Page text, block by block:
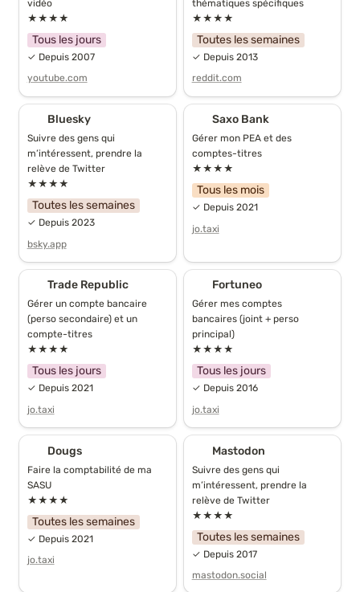
vidéo
★★★★
Tous les jours
✓ Depuis 2007
youtube.com
thématiques spécifiques
★★★★
Toutes les semaines
✓ Depuis 2013
reddit.com
Bluesky
Bluesky
Suivre des gens qui
m’intéressent, prendre la
relève de Twitter
★★★★
Toutes les semaines
✓ Depuis 2023
bsky.app
Saxo Bank
Saxo Bank
Gérer mon PEA et des
comptes-titres
★★★★
Tous les mois
✓ Depuis 2021
jo.taxi
Trade Republic
Trade Republic
Gérer un compte bancaire
(perso secondaire) et un
compte-titres
★★★★
Tous les jours
✓ Depuis 2021
jo.taxi
Fortuneo
Fortuneo
Gérer mes comptes
bancaires (joint + perso
principal)
★★★★
Tous les jours
✓ Depuis 2016
jo.taxi
Dougs
Dougs
Faire la comptabilité de ma
SASU
★★★★
Toutes les semaines
✓ Depuis 2021
jo.taxi
Mastodon
Mastodon
Suivre des gens qui
m’intéressent, prendre la
relève de Twitter
★★★★
Toutes les semaines
✓ Depuis 2017
mastodon.social